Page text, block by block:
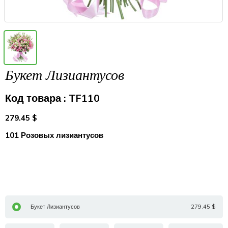
Букет Лизиантусов
Код товара : TF110
279.45 $
101 Розовых лизиантусов
Букет Лизиантусов 279.45 $